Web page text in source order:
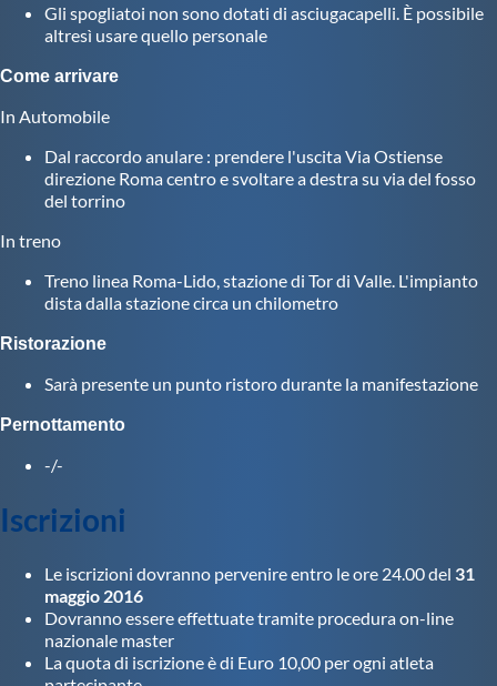
Privacy
Cookie Policy
Archivio News
Galleria fotografica
Videogallery
Intranet
Webmail
Contatti
Mappa del sito
Gli spogliatoi non sono dotati di asciugacapelli. È possibile
altresì usare quello personale
Come arrivare
In Automobile
Dal raccordo anulare : prendere l'uscita Via Ostiense
direzione Roma centro e svoltare a destra su via del fosso
del torrino
In treno
Treno linea Roma-Lido, stazione di Tor di Valle. L'impianto
dista dalla stazione circa un chilometro
Ristorazione
Sarà presente un punto ristoro durante la manifestazione
Pernottamento
-/-
Iscrizioni
Le iscrizioni dovranno pervenire entro le ore 24.00 del 31
maggio 2016
Dovranno essere effettuate tramite procedura on-line
nazionale master
La quota di iscrizione è di Euro 10,00 per ogni atleta